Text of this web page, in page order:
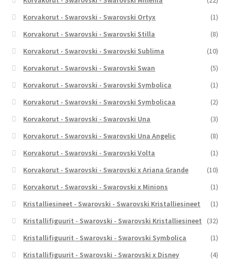
Korvakorut - Swarovski - Swarovski Ortyx
(1)
Korvakorut - Swarovski - Swarovski Stilla
(8)
Korvakorut - Swarovski - Swarovski Sublima
(10)
Korvakorut - Swarovski - Swarovski Swan
(5)
Korvakorut - Swarovski - Swarovski Symbolica
(1)
Korvakorut - Swarovski - Swarovski Symbolicaa
(2)
Korvakorut - Swarovski - Swarovski Una
(3)
Korvakorut - Swarovski - Swarovski Una Angelic
(8)
Korvakorut - Swarovski - Swarovski Volta
(1)
Korvakorut - Swarovski - Swarovski x Ariana Grande
(10)
Korvakorut - Swarovski - Swarovski x Minions
(1)
Kristalliesineet - Swarovski - Swarovski Kristalliesineet
(1)
Kristallifiguurit - Swarovski - Swarovski Kristalliesineet
(32)
Kristallifiguurit - Swarovski - Swarovski Symbolica
(1)
Kristallifiguurit - Swarovski - Swarovski x Disney
(4)